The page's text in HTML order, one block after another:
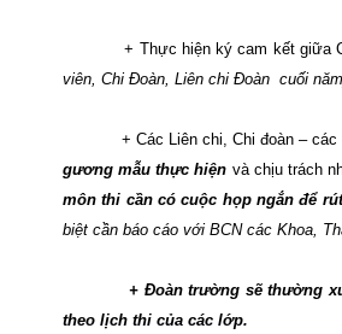
+ Thực hiện ký cam kết giữa
viên, Chi Đoàn, Liên chi Đoàn cuối
+ Các Liên chi, Chi đoàn –
gương mẫu thực hiện và chịu trách
môn thi cần có cuộc họp ngắn để
biệt cần báo cáo với BCN các Khoa,
+ Đoàn trường sẽ thường
theo lịch thi của các lớp.